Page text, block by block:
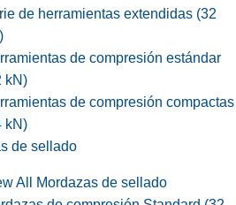
de herramientas extendidas (32
de compresión estándar
kN)
de compresión compactas
kN)
de sellado
All Mordazas de sellado